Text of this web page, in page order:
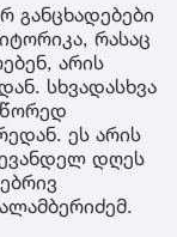
განცხადებები
რასაც
არის
სხვადასხვა
ეს არის
დღეს